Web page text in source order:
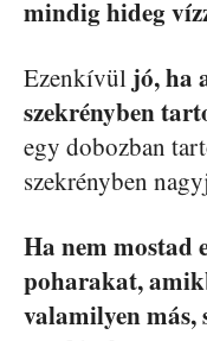
mindig hideg
Ezenkívül jó, ha
szekrényben
egy dobozban
szekrényben
Ha nem mostad
poharakat,
valamilyen más,